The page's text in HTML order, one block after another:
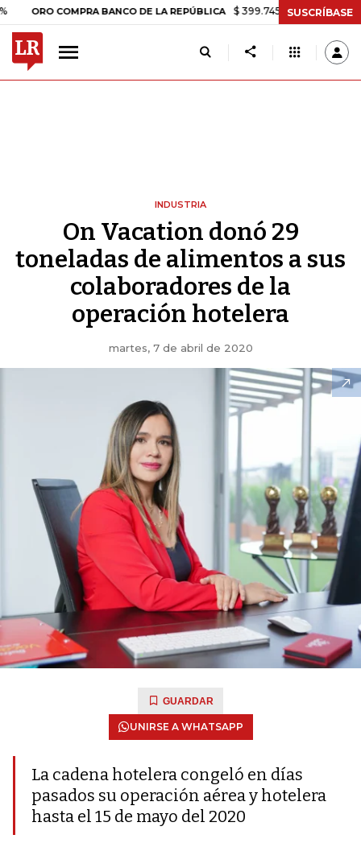
COMPRA BANCO DE LA REPÚBLICA $ 399.745,16 +$ 2.295,71 +0,58%
SUSCRÍBASE
INDUSTRIA
On Vacation donó 29
toneladas de alimentos a sus
colaboradores de la
operación hotelera
martes, 7 de abril de 2020
GUARDAR
UNIRSE A WHATSAPP
La cadena hotelera congeló en días
pasados su operación aérea y hotelera
hasta el 15 de mayo del 2020